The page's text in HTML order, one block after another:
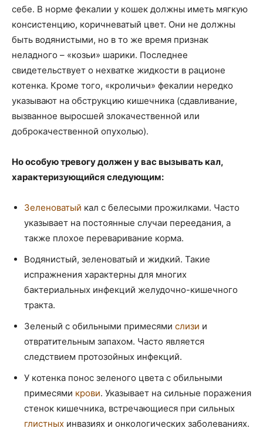
себе. В норме фекалии у кошек должны иметь мягкую
консистенцию, коричневатый цвет. Они не должны
быть водянистыми, но в то же время признак
неладного – «козьи» шарики. Последнее
свидетельствует о нехватке жидкости в рационе
котенка. Кроме того, «кроличьи» фекалии нередко
указывают на обструкцию кишечника (сдавливание,
вызванное выросшей злокачественной или
доброкачественной опухолью).
Но особую тревогу должен у вас вызывать кал,
характеризующийся следующим:
Зеленоватый кал с белесыми прожилками. Часто
указывает на постоянные случаи переедания, а
также плохое переваривание корма.
Водянистый, зеленоватый и жидкий. Такие
испражнения характерны для многих
бактериальных инфекций желудочно-кишечного
тракта.
Зеленый с обильными примесями слизи и
отвратительным запахом. Часто является
следствием протозойных инфекций.
У котенка понос зеленого цвета с обильными
примесями крови. Указывает на сильные поражения
стенок кишечника, встречающиеся при сильных
глистных инвазиях и онкологических заболеваниях.